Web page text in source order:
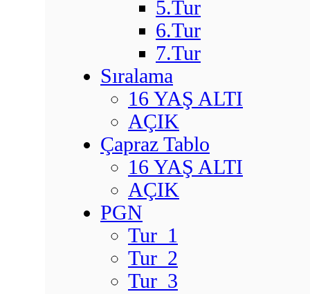
5.Tur
6.Tur
7.Tur
Sıralama
16 YAŞ ALTI
AÇIK
Çapraz Tablo
16 YAŞ ALTI
AÇIK
PGN
Tur_1
Tur_2
Tur_3